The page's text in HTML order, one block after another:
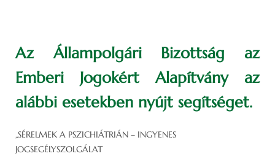
Az Állampolgári Bizottság az
Emberi Jogokért Alapítvány az
alábbi esetekben nyújt segítséget.
„SÉRELMEK A PSZICHIÁTRIÁN – INGYENES
JOGSEGÉLYSZOLGÁLAT